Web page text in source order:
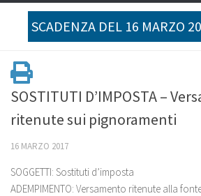
SCADENZA DEL 16 MARZO
SOSTITUTI D’IMPOSTA –
ritenute sui pignoramenti
16 MARZO 2017
SOGGETTI: Sostituti d’imposta
ADEMPIMENTO: Versamento ritenute alla